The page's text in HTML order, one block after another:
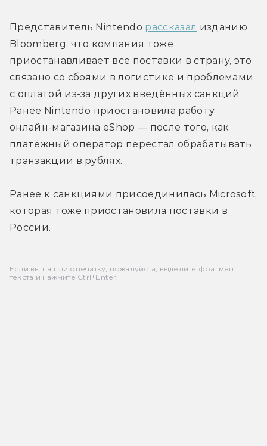
Представитель Nintendo рассказал изданию
Bloomberg, что компания тоже
приостанавливает все поставки в страну, это
связано со сбоями в логистике и проблемами
с оплатой из-за других введённых санкций.
Ранее Nintendo приостановила работу
онлайн-магазина eShop — после того, как
платёжный оператор перестал обрабатывать
транзакции в рублях.
Ранее к санкциями присоединилась Microsoft,
которая тоже приостановила поставки в
России.
Если вы нашли опечатку, пожалуйста, выделите фрагмент
текста и нажмите Ctrl+Enter.